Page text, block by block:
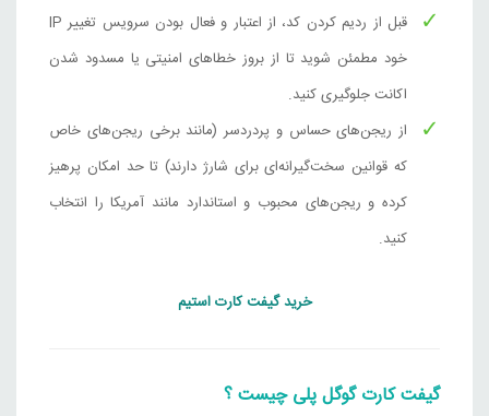
هند
500 روپیه هند
1,147,000تومان
هند
1000 روپیه هند
2,311,000تومان
قبل از ردیم کردن کد، از اعتبار و فعال بودن سرویس تغییر IP
خود مطمئن شوید تا از بروز خطاهای امنیتی یا مسدود شدن
اکانت جلوگیری کنید.
از ریجن‌های حساس و پردردسر (مانند برخی ریجن‌های خاص
که قوانین سخت‌گیرانه‌ای برای شارژ دارند) تا حد امکان پرهیز
کرده و ریجن‌های محبوب و استاندارد مانند آمریکا را انتخاب
کنید.
خرید گیفت کارت استیم
گیفت کارت گوگل پلی چیست ؟